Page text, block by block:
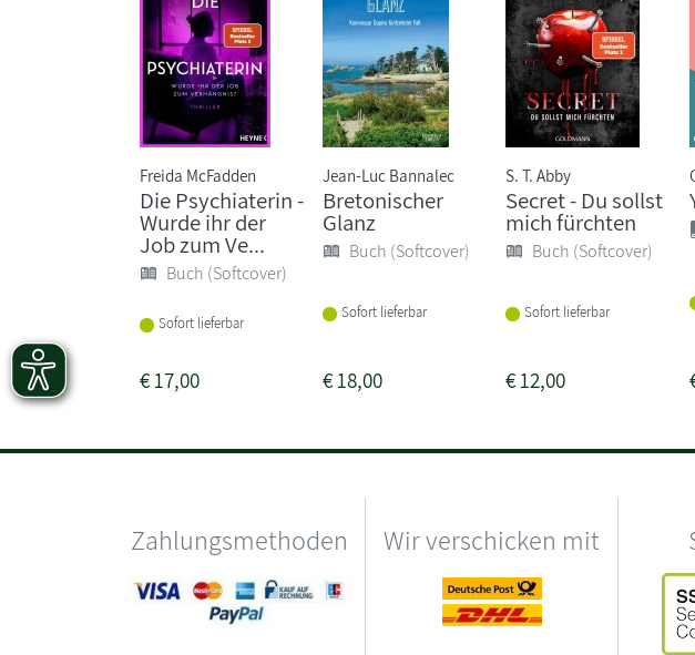
Freida McFadden
Die Psychiaterin -
Wurde ihr der
Job zum Ve...
Buch (Softcover)
Sofort lieferbar
€17,00
Jean-Luc Bannalec
Bretonischer
Glanz
Buch (Softcover)
Sofort lieferbar
€18,00
S. T. Abby
Secret - Du sollst
mich fürchten
Buch (Softcover)
Sofort lieferbar
€12,00
Zahlungsmethoden Wir verschicken mit